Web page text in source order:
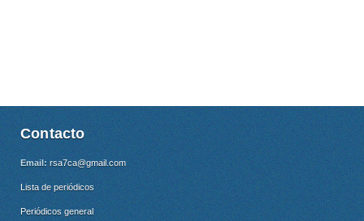
Contacto
Email: rsa7ca@gmail.com
Lista de periódicos
Periódicos general